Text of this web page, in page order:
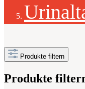
Produkte filtern
Produkte